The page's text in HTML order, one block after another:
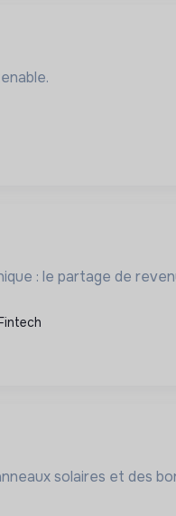
: le partage de
solaires et des